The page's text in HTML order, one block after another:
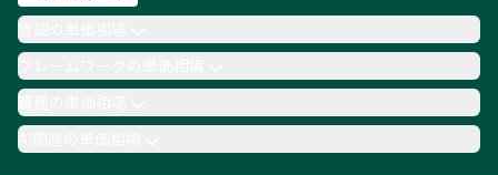
職種の単価相場
AI関連の単価相場